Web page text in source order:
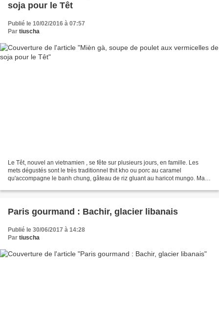
soja pour le Têt
Publié le 10/02/2016 à 07:57
Par tiuscha
Le Têt, nouvel an vietnamien , se fête sur plusieurs jours, en famille. Les
mets dégustés sont le très traditionnel thit kho ou porc au caramel
qu'accompagne le banh chung, gâteau de riz gluant au haricot mungo. Mais
Paris gourmand : Bachir, glacier libanais
Publié le 30/06/2017 à 14:28
Par tiuscha